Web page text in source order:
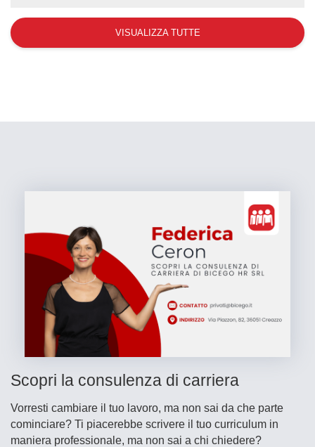
VISUALIZZA TUTTE
Scopri la consulenza di carriera
Vorresti cambiare il tuo lavoro, ma non sai da che parte
cominciare? Ti piacerebbe scrivere il tuo curriculum in
maniera professionale, ma non sai a chi chiedere?